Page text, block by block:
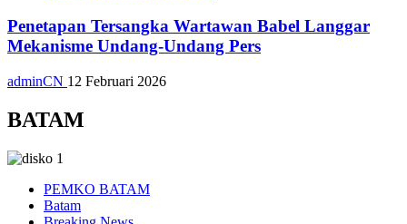
Penetapan Tersangka Wartawan Babel Langgar
Mekanisme Undang-Undang Pers
adminCN 12 Februari 2026
BATAM
PEMKO BATAM
Batam